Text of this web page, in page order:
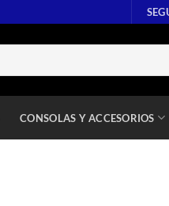
CONSOLAS Y ACCESORIOS